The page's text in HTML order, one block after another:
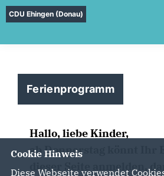
CDU Ehingen (Donau)
Ferienprogramm
Hallo, liebe Kinder,
ab Donnerstag könnt Ihr
dieser Seite anmelden,
Cookie Hinweis
Diese Webseite verwendet